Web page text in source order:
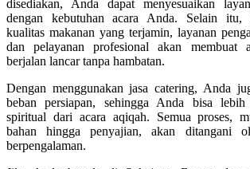
disediakan, Anda dapat menyesuaikan
dengan kebutuhan acara Anda. Selain itu,
kualitas makanan yang terjamin, layanan
dan pelayanan profesional akan membuat
berjalan lancar tanpa hambatan.
Dengan menggunakan jasa catering, Anda
beban persiapan, sehingga Anda bisa
spiritual dari acara aqiqah. Semua proses,
bahan hingga penyajian, akan ditangani
berpengalaman.